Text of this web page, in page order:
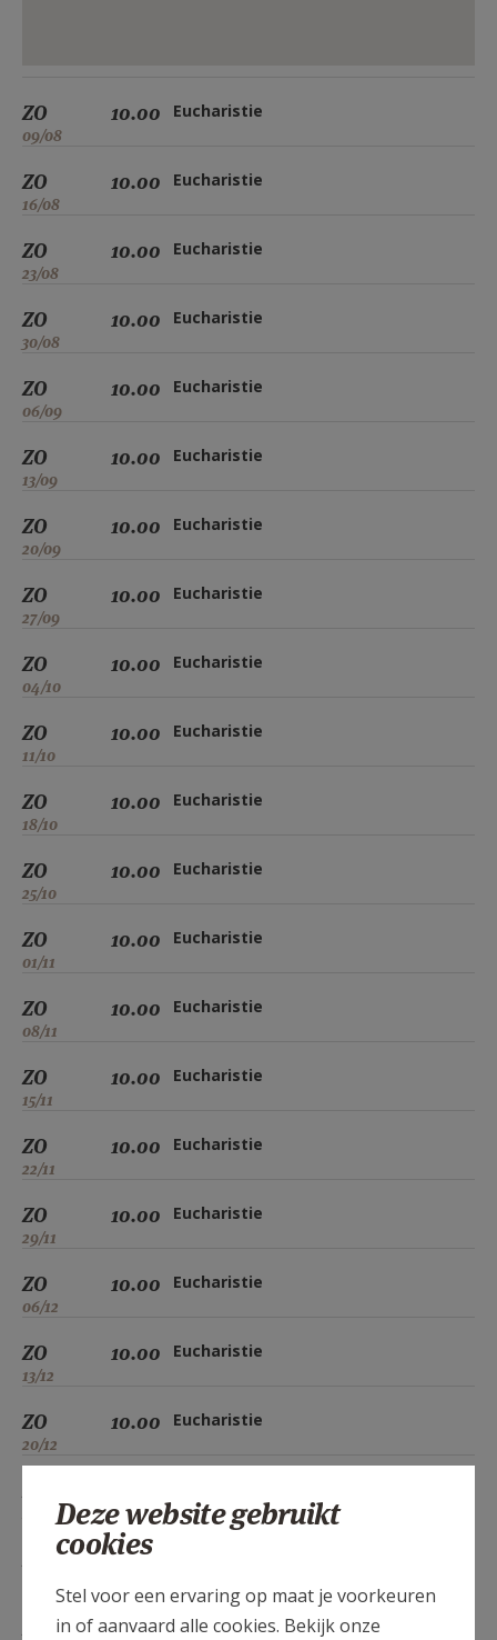
ZO
09/08
10.00 Eucharistie
ZO
16/08
10.00 Eucharistie
ZO
23/08
10.00 Eucharistie
ZO
30/08
10.00 Eucharistie
ZO
06/09
10.00 Eucharistie
ZO
13/09
10.00 Eucharistie
ZO
20/09
10.00 Eucharistie
ZO
27/09
10.00 Eucharistie
ZO
04/10
10.00 Eucharistie
ZO
11/10
10.00 Eucharistie
ZO
18/10
10.00 Eucharistie
ZO
25/10
10.00 Eucharistie
ZO
01/11
10.00 Eucharistie
ZO
08/11
10.00 Eucharistie
ZO
15/11
10.00 Eucharistie
ZO
22/11
10.00 Eucharistie
ZO
29/11
10.00 Eucharistie
ZO
06/12
10.00 Eucharistie
ZO
13/12
10.00 Eucharistie
ZO
20/12
10.00 Eucharistie
10.00
10.00 Eucharistie
Deze website gebruikt
cookies
Stel voor een ervaring op maat je voorkeuren
in of aanvaard alle cookies. Bekijk onze